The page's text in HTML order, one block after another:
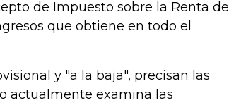
de Impuesto sobre la Renta de
que obtiene en todo el
y "a la baja", precisan las
actualmente examina las